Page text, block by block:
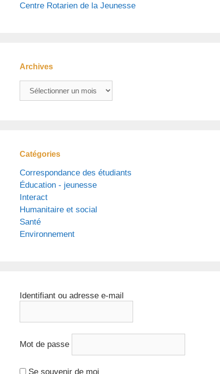
Centre Rotarien de la Jeunesse
Archives
Archives
Catégories
Correspondance des étudiants
Éducation - jeunesse
Interact
Humanitaire et social
Santé
Environnement
Identifiant ou adresse e-mail
Mot de passe
Se souvenir de moi